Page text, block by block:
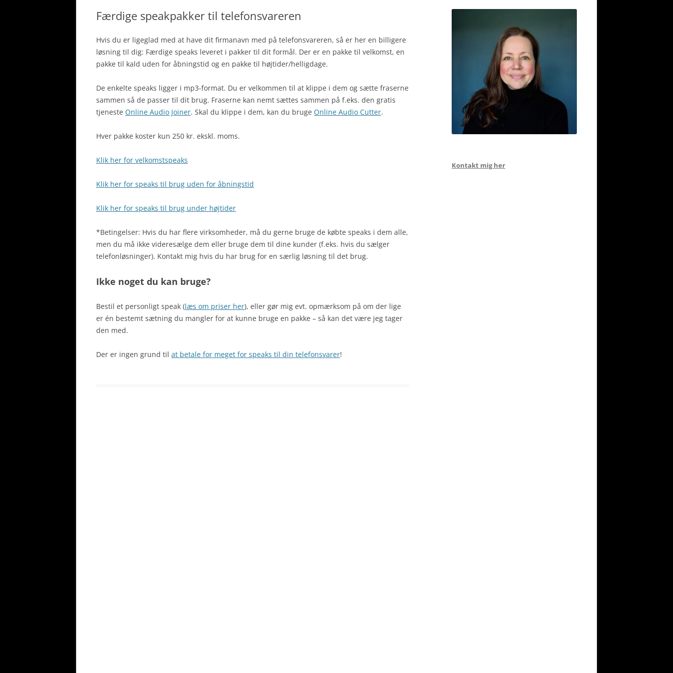
Færdige speakpakker til telefonsvareren
Hvis du er ligeglad med at have dit firmanavn med på telefonsvareren, så er her en billigere
løsning til dig: Færdige speaks leveret i pakker til dit formål. Der er en pakke til velkomst, en
pakke til kald uden for åbningstid og en pakke til højtider/helligdage.
De enkelte speaks ligger i mp3-format. Du er velkommen til at klippe i dem og sætte fraserne
sammen så de passer til dit brug. Fraserne kan nemt sættes sammen på f.eks. den gratis
tjeneste Online Audio Joiner. Skal du klippe i dem, kan du bruge Online Audio Cutter.
Hver pakke koster kun 250 kr. ekskl. moms.
Klik her for velkomstspeaks
Klik her for speaks til brug uden for åbningstid
Klik her for speaks til brug under højtider
*Betingelser: Hvis du har flere virksomheder, må du gerne bruge de købte speaks i dem alle,
men du må ikke videresælge dem eller bruge dem til dine kunder (f.eks. hvis du sælger
telefonløsninger). Kontakt mig hvis du har brug for en særlig løsning til det brug.
Ikke noget du kan bruge?
Bestil et personligt speak (læs om priser her), eller gør mig evt. opmærksom på om der lige
er én bestemt sætning du mangler for at kunne bruge en pakke – så kan det være jeg tager
den med.
Der er ingen grund til at betale for meget for speaks til din telefonsvarer!
Kontakt mig her